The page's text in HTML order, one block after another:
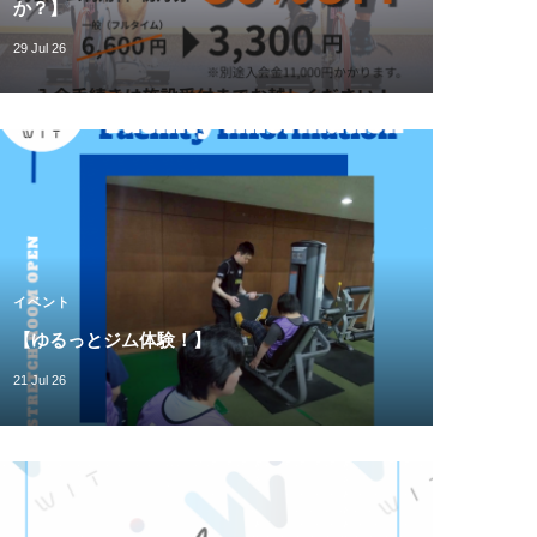
か？】
29 Jul 26
イベント
【ゆるっとジム体験！】
21 Jul 26